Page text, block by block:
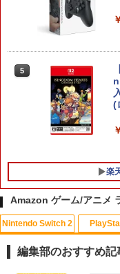
5
(
楽
1
1
1
y
Amazon ゲーム/アニメ
Nintendo Switch 2
編集部のおすすめ記